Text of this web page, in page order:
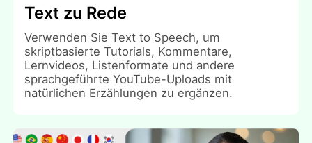
Text zu Rede
Verwenden Sie Text to Speech, um
skriptbasierte Tutorials, Kommentare,
Lernvideos, Listenformate und andere
sprachgeführte YouTube-Uploads mit
natürlichen Erzählungen zu ergänzen.